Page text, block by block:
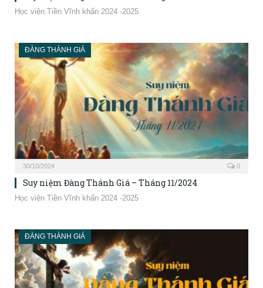
Học viện Tiền Vĩnh khấn 2024 -2025
ĐÀNG THÀNH GIÁ
30/10/2024 0
Suy niệm Đàng Thánh Giá – Tháng 11/2024
Học viện Tiền Vĩnh khấn 2024 -2025
ĐÀNG THÀNH GIÁ